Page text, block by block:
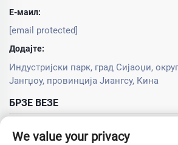
Е-маил:
[email protected]
Додајте:
Индустријски парк, град Сијаоџи,
Јангџоу, провинција Јиангсу, Кина
БРЗЕ ВЕЗЕ
ПРОИЗВОДИ
We value your privacy